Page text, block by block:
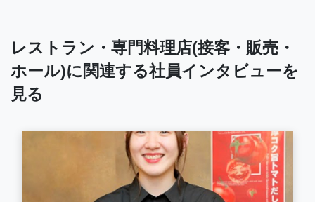
レストラン・専門料理店(接客・販売・
ホール)に関連する社員インタビューを
見る